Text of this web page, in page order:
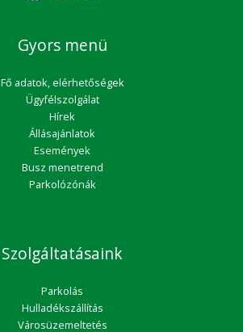
Gyors menü
Fő adatok, elérhetőségek
Ügyfélszolgálat
Hírek
Állásajánlatok
Események
Busz menetrend
Parkolózónák
Szolgáltatásaink
Parkolás
Hulladékszállítás
Városüzemeltetés